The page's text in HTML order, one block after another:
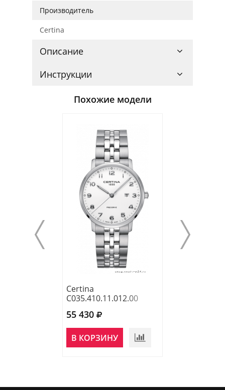
Производитель
Certina
Описание
Инструкции
Похожие модели
Certina
C035.410.11.012.00
55 430
В КОРЗИНУ